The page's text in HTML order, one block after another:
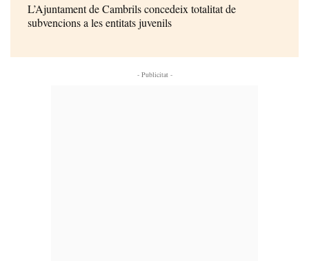
L’Ajuntament de Cambrils concedeix totalitat de
subvencions a les entitats juvenils
- Publicitat -